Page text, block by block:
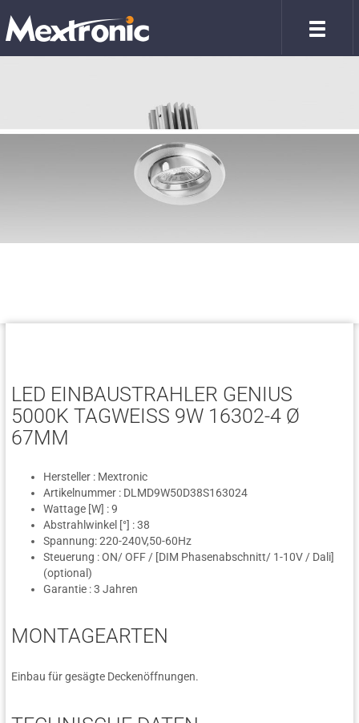
LED EINBAUSTRAHLER GENIUS
5000K TAGWEISS 9W 16302-4 Ø 6
7MM
Hersteller : Mextronic
Artikelnummer : DLMD9W50D38S163024
Wattage [W] : 9
Abstrahlwinkel [°] : 38
Spannung: 220-240V,50-60Hz
Steuerung : ON/ OFF / [DIM Phasenabschnitt/ 1-10V / Dali]
(optional)
Garantie : 3 Jahren
MONTAGEARTEN
Einbau für gesägte Deckenöffnungen.